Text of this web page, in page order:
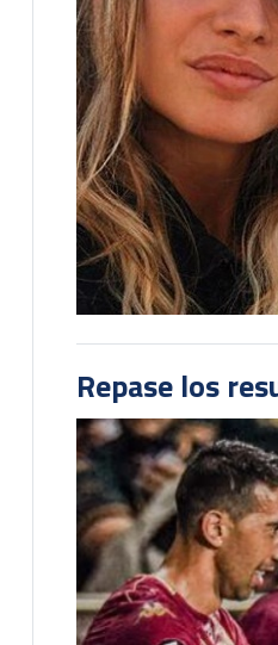
Repase los